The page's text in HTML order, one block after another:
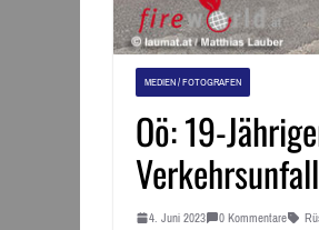
MEDIEN / FOTOGRAFEN
Oö: 19-
4. Juni 2023 0 Kommentare